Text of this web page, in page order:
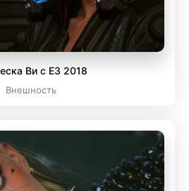
Ви с Е3 2018
Внешность